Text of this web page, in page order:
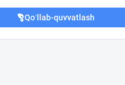
Qo‘llab-quvvatlash